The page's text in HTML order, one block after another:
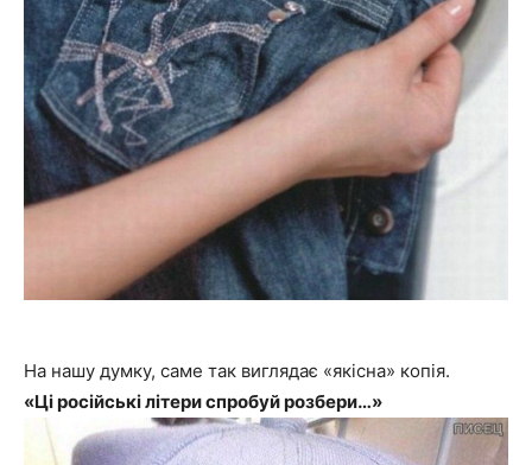
На нашу думку, саме так виглядає «якісна» копія.
«Ці російські літери спробуй розбери…»